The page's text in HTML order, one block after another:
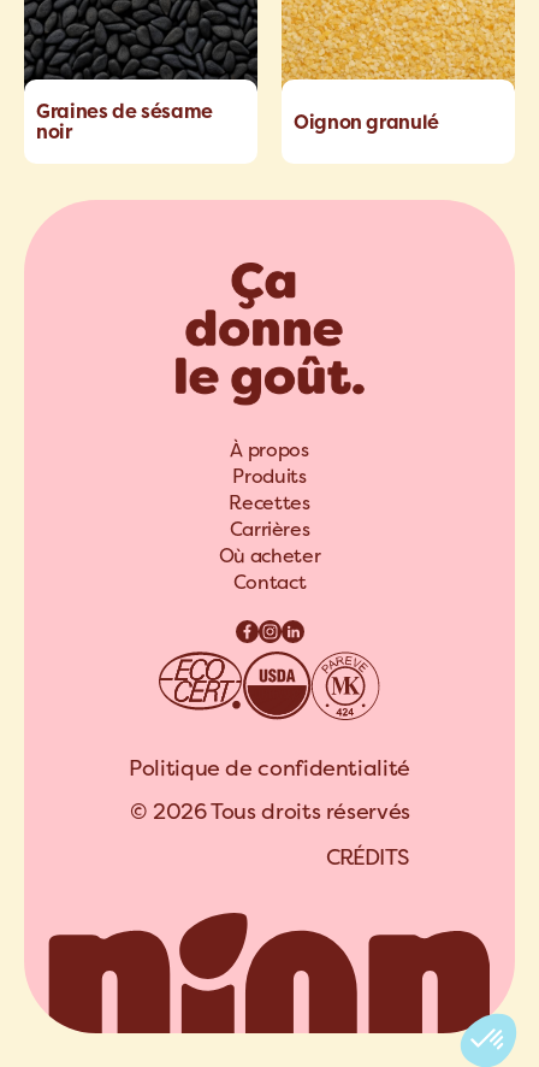
Graines de sésame
noir
Oignon granulé
À propos
Produits
Recettes
Carrières
Où acheter
Contact
Politique de confidentialité
© 2026 Tous droits réservés
CRÉDITS